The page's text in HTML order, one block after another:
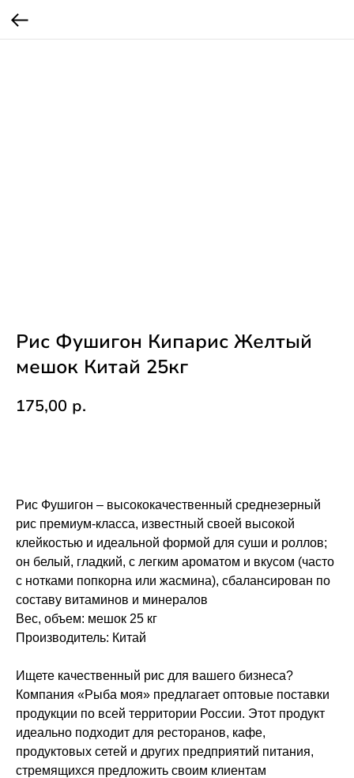
Рис Фушигон Кипарис Желтый
мешок Китай 25кг
175,00 р.
Рис Фушигон – высококачественный среднезерный
рис премиум-класса, известный своей высокой
клейкостью и идеальной формой для суши и роллов;
он белый, гладкий, с легким ароматом и вкусом (часто
с нотками попкорна или жасмина), сбалансирован по
составу витаминов и минералов
Вес, объем: мешок 25 кг
Производитель: Китай
Ищете качественный рис для вашего бизнеса?
Компания «Рыба моя» предлагает оптовые поставки
продукции по всей территории России. Этот продукт
идеально подходит для ресторанов, кафе,
продуктовых сетей и других предприятий питания,
стремящихся предложить своим клиентам